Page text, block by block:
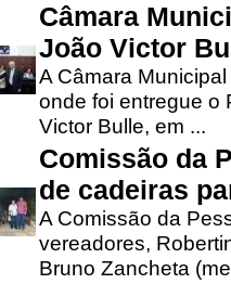
Câmara
João Victor
A Câmara
onde foi entregue o
Victor Bulle, em ...
Comissão da
de cadeiras
A Comissão da
vereadores,
Bruno Zancheta